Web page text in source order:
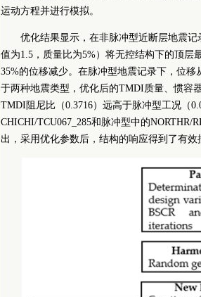
运动方程并进行模拟。
优化结果显示，在非脉冲型近断层地震
值为1.5，质量比为5%）将无控结构下的顶层
35%的位移减少。在脉冲型地震记录下，位移
于两种地震类型，优化后的TMDI质量、惯容
TMDI阻尼比（0.3716）远高于脉冲型工况（
CHICHI/TCU067_285和脉冲型中的NORTHR/
出，采用优化参数后，结构的响应得到了有效